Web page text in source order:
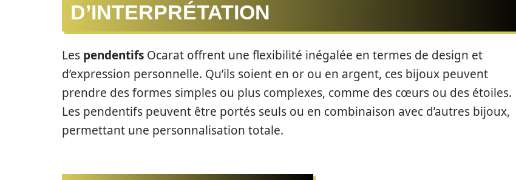
D’INTERPRÉTATION
Les pendentifs Ocarat offrent une flexibilité inégalée en termes de design et
d’expression personnelle. Qu’ils soient en or ou en argent, ces bijoux peuvent
prendre des formes simples ou plus complexes, comme des cœurs ou des étoiles.
Les pendentifs peuvent être portés seuls ou en combinaison avec d’autres bijoux,
permettant une personnalisation totale.